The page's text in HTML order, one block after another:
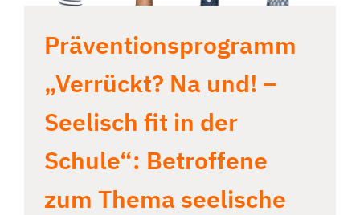
Präventionsprogramm
„Verrückt? Na und! –
Seelisch fit in der
Schule“: Betroffene
zum Thema seelische